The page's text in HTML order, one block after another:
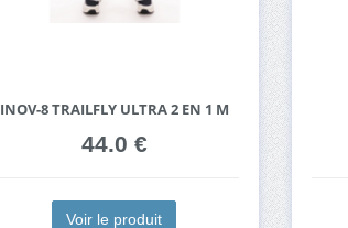
INOV-8 TRAILFLY ULTRA 2 EN 1 M
44.0 €
Voir le produit